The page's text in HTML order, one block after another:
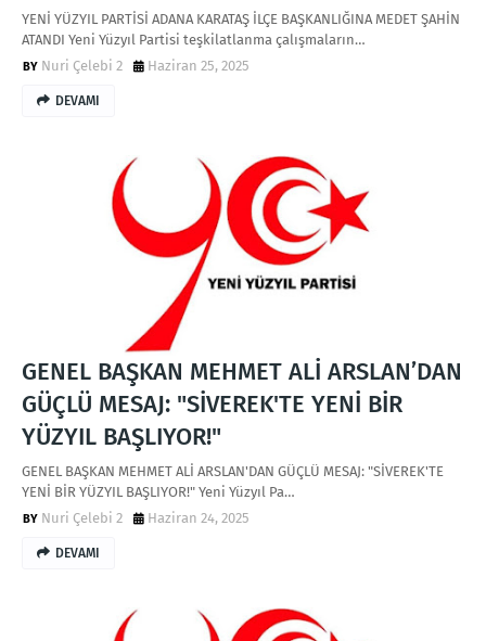
YENİ YÜZYIL PARTİSİ ADANA KARATAŞ İLÇE BAŞKANLIĞINA MEDET ŞAHİN
ATANDI Yeni Yüzyıl Partisi teşkilatlanma çalışmaların…
Nuri Çelebi 2
Haziran 25, 2025
DEVAMI
GENEL BAŞKAN MEHMET ALİ ARSLAN’DAN
GÜÇLÜ MESAJ: "SİVEREK'TE YENİ BİR
YÜZYIL BAŞLIYOR!"
GENEL BAŞKAN MEHMET ALİ ARSLAN'DAN GÜÇLÜ MESAJ: "SİVEREK'TE
YENİ BİR YÜZYIL BAŞLIYOR!" Yeni Yüzyıl Pa…
Nuri Çelebi 2
Haziran 24, 2025
DEVAMI